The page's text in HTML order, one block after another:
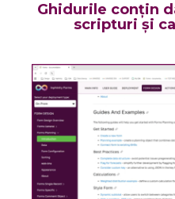
Ghidurile conțin
scripturi și